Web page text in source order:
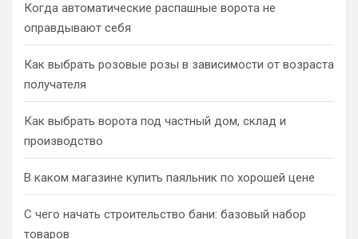
Когда автоматические распашные ворота не
оправдывают себя
Как выбрать розовые розы в зависимости от возраста
получателя
Как выбрать ворота под частный дом, склад и
производство
В каком магазине купить паяльник по хорошей цене
С чего начать строительство бани: базовый набор
товаров